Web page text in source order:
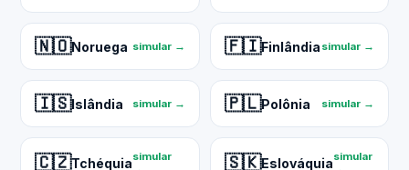
🇳🇴Noruega simular → 🇫🇮Finlândia simular →
🇮🇸Islândia simular → 🇵🇱Polônia simular →
🇨🇿Tchéquiasimular
🇸🇰Eslováquiasimular